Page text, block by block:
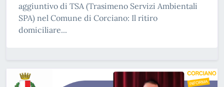
aggiuntivo di TSA (Trasimeno Servizi Ambientali
SPA) nel Comune di Corciano: Il ritiro
domiciliare...